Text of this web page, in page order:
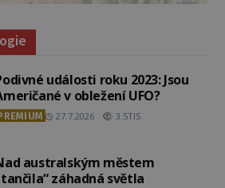
události roku 2023: Jsou
v obležení UFO?
27.7.2026 3.5TIS
australským městem
záhadná světla